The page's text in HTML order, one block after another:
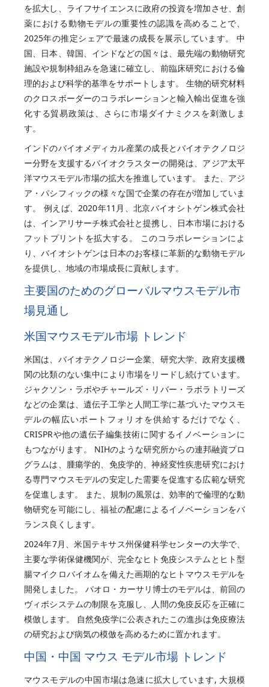
を拡大し、ライフサイエンスに政府の投資を増加させ、創
薬における動物モデルの重要性の認識を高めることで、
2025年の推定シェアで最速の成長を展示しています。 中
国、日本、韓国、インドなどの国々は、最先端の動物研究
施設や規制枠組みを急速に確立し、前臨床研究における倫
理的および科学的基準をサポートします。 生物的研究材料
のクロスボーダーのコラボレーションと輸入輸出促進を強
化する貿易政策は、さらに市場ダイナミクスを刺激しま
す。
インドのバイオメディカル産業の成長とバイオテクノロジ
ー分野を支援するバイオクラスターの開発は、アジア太平
洋マウスモデル市場の拡大を推進しています。 また、アジ
ア・パシフィックの様々な国で企業の存在が増加していま
す。 例えば、2020年11月、北京バイオシトゲン株式会社
は、インアリサーチ株式会社と提携し、日本市場における
フットプリントを拡大する。 このコラボレーションによ
り、バイオシトゲンは日本のお客様に革新的な動物モデル
を提供し、地域の市場成長に貢献します。
主要国のためのグローバルマウスモデル市
場見通し
米国マウスモデル市場 トレンド
米国は、バイオテクノロジー企業、研究大学、政府支援機
関の比類のない集中により市場をリードし続けています。
ジャクソン・ラボやチャールズ・リバー・ラボラトリーズ
などの企業は、遺伝子工学と人間工学に基づいたマウスモ
デルの幅広いポートフォリオを供給するだけでなく、
CRISPRや他の遺伝子編集技術に関するイノベーションに
もつながります。 NIHのような研究所からの連邦融資プロ
グラムは、腫瘍学的、免疫学的、神経変性疾患研究におけ
る専門マウスモデルの安定した需要を促進する広範な研究
を促進します。 また、規制の風景は、効率的で倫理的な動
物研究を可能にし、福祉の配慮によるイノベーションをバ
ランス良くします。
2024年7月、米国テキサス州保健科学センターの大学で、
主要な学術保健機関が、完全なヒト免疫システムとヒト型
腸マイクロバイオムを備えた画期的なヒトマウスモデルを
開発しました。 パオロ・カーサリ博士のモデルは、前回の
ヴィボシステムの制限を克服し、人間の免疫反応を正確に
模倣します。 自然免疫学に公表されたこの進歩は免疫療法
の研究および病気の模倣を高めるために置かれます。
中国・中国 マウス モデル市場 トレンド
マウスモデルの中国市場は急速に拡大しています, 大規模